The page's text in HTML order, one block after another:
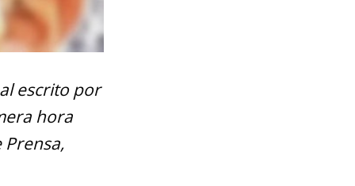
escrito por
hora